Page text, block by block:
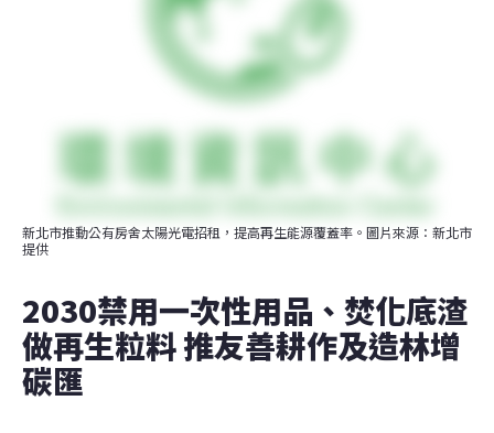
新北市推動公有房舍太陽光電招租，提高再生能源覆蓋率。圖片來源：新北市
提供
2030禁用一次性用品、焚化底渣
做再生粒料 推友善耕作及造林增
碳匯